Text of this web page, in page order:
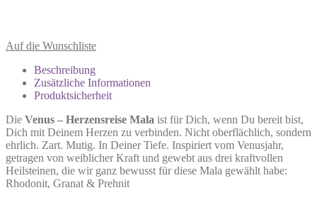
Auf die Wunschliste
Beschreibung
Zusätzliche Informationen
Produktsicherheit
Die Venus – Herzensreise Mala ist für Dich, wenn Du bereit bist,
Dich mit Deinem Herzen zu verbinden. Nicht oberflächlich, sondern
ehrlich. Zart. Mutig. In Deiner Tiefe. Inspiriert vom Venusjahr,
getragen von weiblicher Kraft und gewebt aus drei kraftvollen
Heilsteinen, die wir ganz bewusst für diese Mala gewählt habe:
Rhodonit, Granat & Prehnit